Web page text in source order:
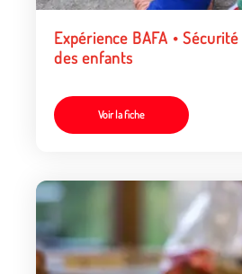
Expérience BAFA • Sécurité
des enfants
Voir la fiche